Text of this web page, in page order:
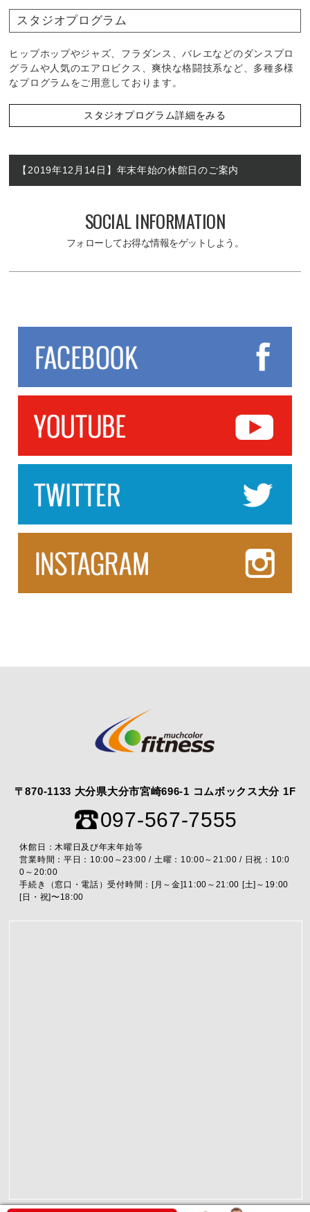
スタジオプログラム
ヒップホップやジャズ、フラダンス、バレエなどのダンスプロ
グラムや人気のエアロビクス、爽快な格闘技系など、多種多様
なプログラムをご用意しております。
スタジオプログラム詳細をみる
【2019年12月14日】年末年始の休館日のご案内
SOCIAL INFORMATION
フォローしてお得な情報をゲットしよう。
〒870-1133 大分県大分市宮崎696-1 コムボックス大分 1F
097-567-7555
休館日：木曜日及び年末年始等
営業時間：平日：10:00～23:00 / 土曜：10:00～21:00 / 日祝：10:0
0～20:00
手続き（窓口・電話）受付時間：[月～金]11:00～21:00 [土]～19:00
[日・祝]〜18:00